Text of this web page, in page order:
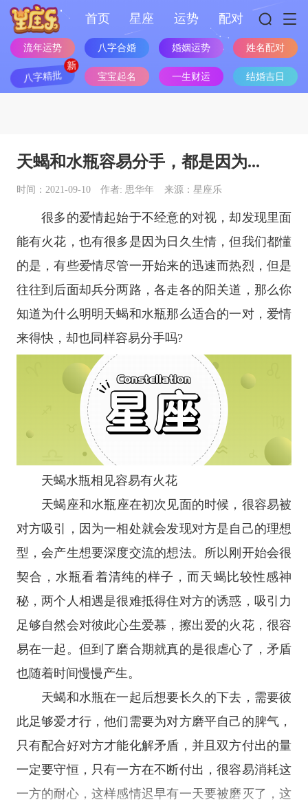
首页 星座 运势 配对
流年运势 八字合婚 婚姻运势 姓名配对
八字精批 宝宝起名 一生财运 结婚吉日
天蝎和水瓶容易分手，都是因为...
时间：2021-09-10 作者: 思华年 来源：星座乐
很多的爱情起始于不经意的对视，却发现里面
能有火花，也有很多是因为日久生情，但我们都懂
的是，有些爱情尽管一开始来的迅速而热烈，但是
往往到后面却兵分两路，各走各的阳关道，那么你
知道为什么明明天蝎和水瓶那么适合的一对，爱情
来得快，却也同样容易分手吗?
天蝎水瓶相见容易有火花
天蝎座和水瓶座在初次见面的时候，很容易被
对方吸引，因为一相处就会发现对方是自己的理想
型，会产生想要深度交流的想法。所以刚开始会很
契合，水瓶看着清纯的样子，而天蝎比较性感神
秘，两个人相遇是很难抵得住对方的诱惑，吸引力
足够自然会对彼此心生爱慕，擦出爱的火花，很容
易在一起。但到了磨合期就真的是很虐心了，矛盾
也随着时间慢慢产生。
天蝎和水瓶在一起后想要长久的下去，需要彼
此足够爱才行，他们需要为对方磨平自己的脾气，
只有配合好对方才能化解矛盾，并且双方付出的量
一定要守恒，只有一方在不断付出，很容易消耗这
一方的耐心，这样感情迟早有一天要被磨灭了，这